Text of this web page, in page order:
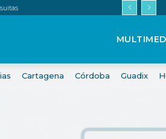
Cartagena Córdoba Guadix